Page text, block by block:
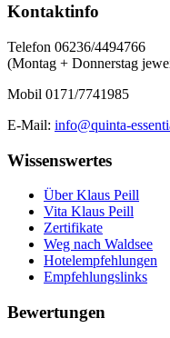
Kontaktinfo
Telefon 06236/4494766
(Montag + Donnerstag
Mobil 0171/7741985
E-Mail: info@quinta-
Wissenswertes
Über Klaus Peill
Vita Klaus Peill
Zertifikate
Weg nach Waldsee
Hotelempfehlungen
Empfehlungslinks
Bewertungen